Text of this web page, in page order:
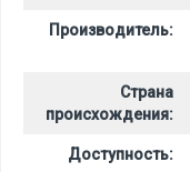
Производитель:
Страна
происхождения:
Доступность: